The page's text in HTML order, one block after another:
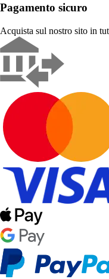
Pagamento sicuro
Acquista sul nostro sito in